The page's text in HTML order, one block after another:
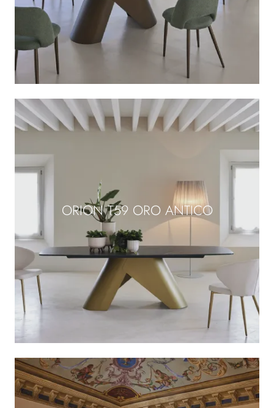
ORION T59 ORO ANTICO